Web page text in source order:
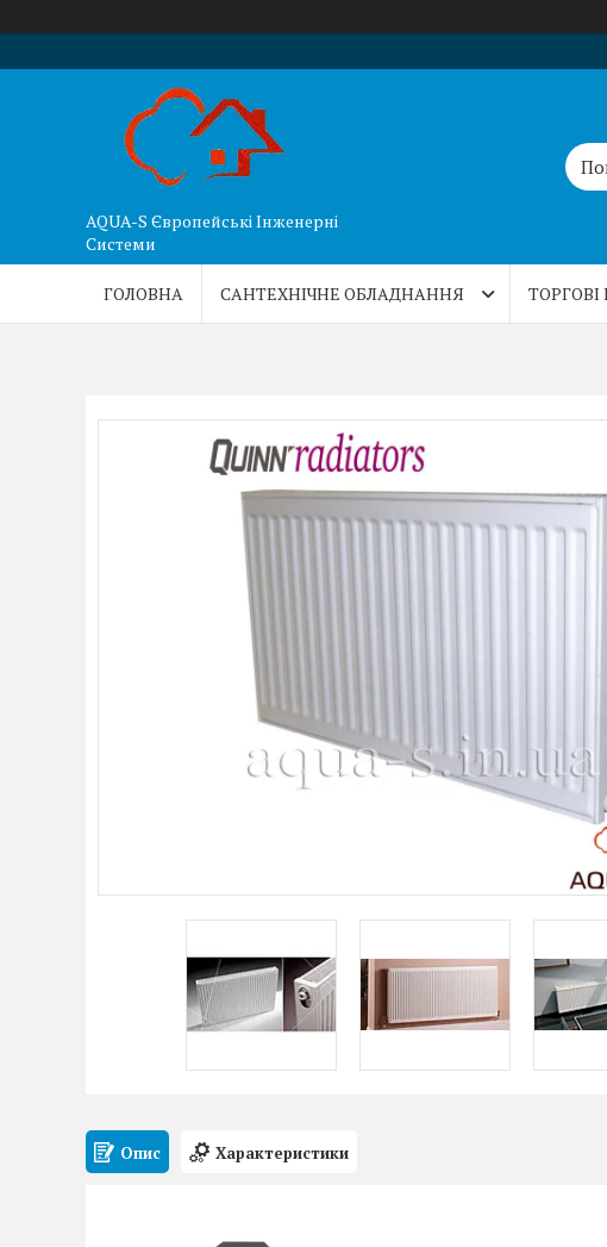
AQUA-S Європейські Інженерні
Системи
ГОЛОВНА САНТЕХНІЧНЕ ОБЛАДНАННЯ
Опис Характеристики